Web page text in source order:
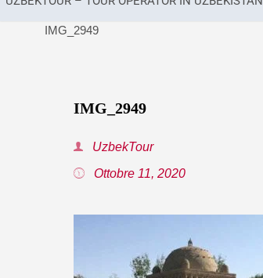
IMG_2949
IMG_2949
UzbekTour
Ottobre 11, 2020